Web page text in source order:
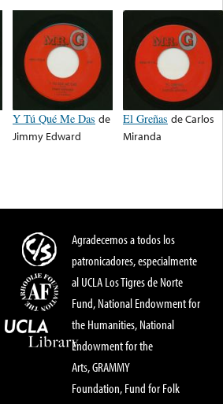
Y Tú Qué Me Das de
Jimmy Edward
El Greñas deCarlos
Miranda
Agradecemos a todos los
patronicadores, especialmente
al UCLA Los Tigres de Norte
Fund, National Endowment for
the Humanities, National
Endowment for the
Arts, GRAMMY
Foundation, Fund for Folk